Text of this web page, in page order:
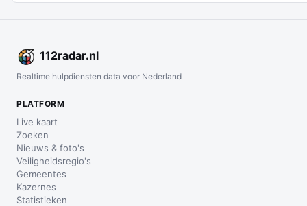
112radar.nl
Realtime hulpdiensten data voor Nederland
PLATFORM
Live kaart
Zoeken
Nieuws & foto's
Veiligheidsregio's
Gemeentes
Kazernes
Statistieken